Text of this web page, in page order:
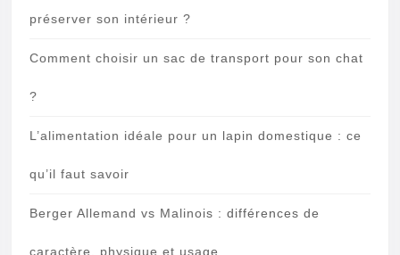
préserver son intérieur ?
Comment choisir un sac de transport pour son chat
?
L’alimentation idéale pour un lapin domestique : ce
qu’il faut savoir
Berger Allemand vs Malinois : différences de
caractère, physique et usage